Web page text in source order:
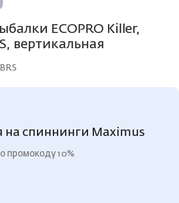
ECOPRO Killer,
вертикальная
на спиннинги Maximus
промокоду 10%